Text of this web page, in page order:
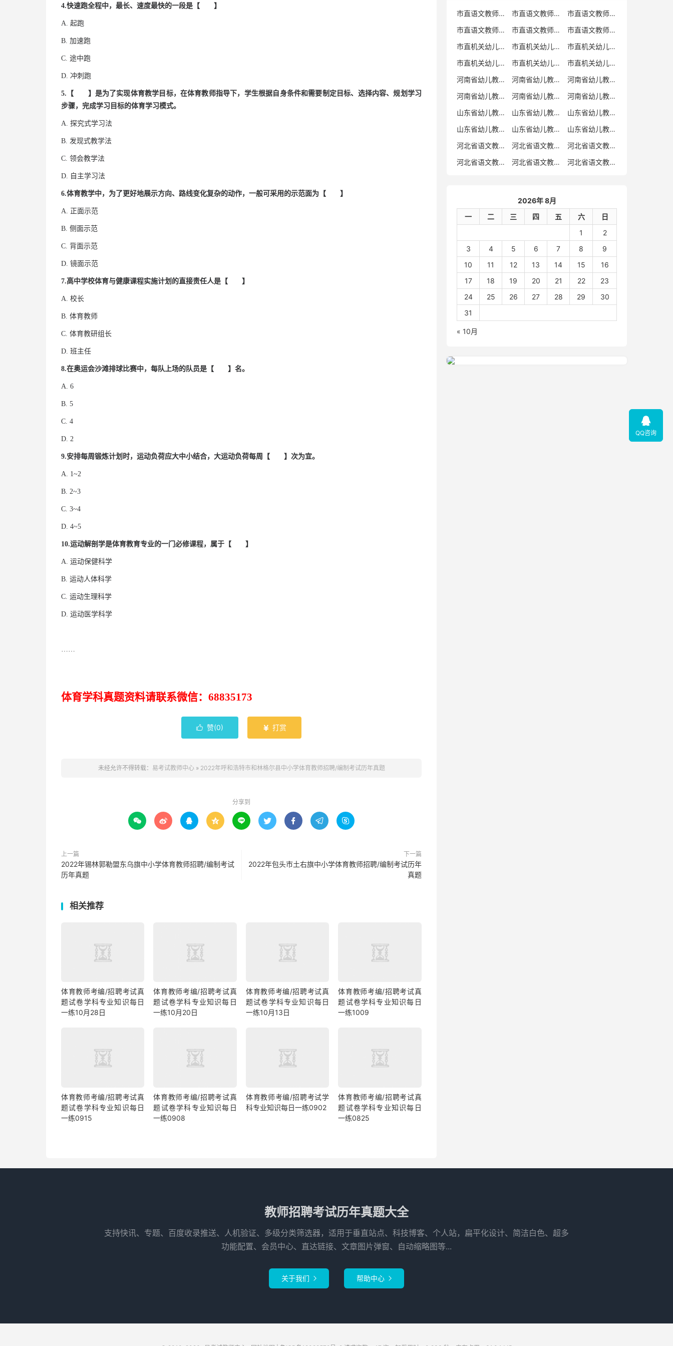
4.快速跑全程中，最长、速度最快的一段是【 】
A. 起跑
B. 加速跑
C. 途中跑
D. 冲刺跑
5.【 】是为了实现体育教学目标，在体育教师指导下，学生根据自身条件和需要制定目标、选择内容、规划学习
步骤，完成学习目标的体育学习模式。
A. 探究式学习法
B. 发现式教学法
C. 领会教学法
D. 自主学习法
6.体育教学中，为了更好地展示方向、路线变化复杂的动作，一般可采用的示范面为【 】
A. 正面示范
B. 侧面示范
C. 背面示范
D. 镜面示范
7.高中学校体育与健康课程实施计划的直接责任人是【 】
A. 校长
B. 体育教师
C. 体育教研组长
D. 班主任
8.在奥运会沙滩排球比赛中，每队上场的队员是【 】名。
A. 6
B. 5
C. 4
D. 2
9.安排每周锻炼计划时，运动负荷应大中小结合，大运动负荷每周【 】次为宜。
A. 1~2
B. 2~3
C. 3~4
D. 4~5
10.运动解剖学是体育教育专业的一门必修课程，属于【 】
A. 运动保健科学
B. 运动人体科学
C. 运动生理科学
D. 运动医学科学
……
体育学科真题资料请联系微信： 68835173
 赞(0)  打赏
未经允许不得转载： 易考试教师中心» 2022年呼和浩特市和林格尔县中小学体育教师招聘/编制考试历年真题
分享到
        
上一篇
2022年锡林郭勒盟东乌旗中小学体育教师招聘/编制考试
历年真题
下一篇
2022年包头市土右旗中小学体育教师招聘/编制考试历年
真题
相关推荐
体育教师考编/招聘考试真
题试卷学科专业知识每日
一练10月28日
体育教师考编/招聘考试真
题试卷学科专业知识每日
一练10月20日
体育教师考编/招聘考试真
题试卷学科专业知识每日
一练10月13日
体育教师考编/招聘考试真
题试卷学科专业知识每日
一练1009
体育教师考编/招聘考试真
题试卷学科专业知识每日
一练0915
体育教师考编/招聘考试真
题试卷学科专业知识每日
一练0908
体育教师考编/招聘考试学
科专业知识每日一练0902
体育教师考编/招聘考试真
题试卷学科专业知识每日
一练0825
市直语文教师招聘 市直语文教师招聘考试真题
市直语文教师招聘考试真题卷
市直语文教师编制考试真题
市直语文教师编制考试真题卷
市直语文教师考试
市直机关幼儿教师招聘
市直机关幼儿教师考试
市直机关幼儿教师招聘考试真题
市直机关幼儿教师招聘考试真题卷
市直机关幼儿教师编制考试真题卷
市直机关幼儿教师编制考试真题
河南省幼儿教师招聘
河南省幼儿教师考试
河南省幼儿教师招聘考试真题
河南省幼儿教师招聘考试真题卷
河南省幼儿教师编制考试真题
河南省幼儿教师编制考试真题卷
山东省幼儿教师招聘
山东省幼儿教师考试
山东省幼儿教师招聘考试真题
山东省幼儿教师招聘考试真题卷
山东省幼儿教师编制考试真题
山东省幼儿教师编制考试真题卷
河北省语文教师招聘
河北省语文教师招聘考试真题
河北省语文教师招聘考试真题卷
河北省语文教师编制考试真题
河北省语文教师编制考试真题卷 河北省语文教师考试
2026年 8月
一
二 三 四 五 六
日
1
2
3
4 5 6 7 8
9
10
11 12 13 14 15
16
17
18 19 20 21 22
23
24
25 26 27 28 29
30
31
« 10月
教师招聘考试历年真题大全
支持快讯、专题、百度收录推送、人机验证、多级分类筛选器，适用于垂直站点、科技博客、个人站，扁平化设计、简洁白色、超多
功能配置、会员中心、直达链接、文章图片弹窗、自动缩略图等...
关于我们  帮助中心 

QQ咨询